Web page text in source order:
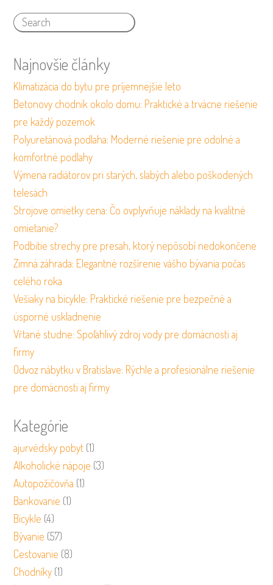
Najnovšie články
Klimatizácia do bytu pre príjemnejšie leto
Betonovy chodnik okolo domu: Praktické a trvácne riešenie
pre každý pozemok
Polyuretánová podlaha: Moderné riešenie pre odolné a
komfortné podlahy
Výmena radiátorov pri starých, slabých alebo poškodených
telesách
Strojove omietky cena: Čo ovplyvňuje náklady na kvalitné
omietanie?
Podbitie strechy pre presah, ktorý nepôsobí nedokončene
Zimná záhrada: Elegantné rozšírenie vášho bývania počas
celého roka
Vešiaky na bicykle: Praktické riešenie pre bezpečné a
úsporné uskladnenie
Vŕtané studne: Spoľahlivý zdroj vody pre domácnosti aj
firmy
Odvoz nábytku v Bratislave: Rýchle a profesionálne riešenie
pre domácnosti aj firmy
Kategórie
ajurvédsky pobyt (1)
Alkoholické nápoje (3)
Autopožičovňa (1)
Bankovanie (1)
Bicykle (4)
Bývanie (57)
Cestovanie (8)
Chodníky (1)